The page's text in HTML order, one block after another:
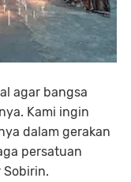
agar bangsa
Kami ingin
dalam gerakan
persatuan
Sobirin.